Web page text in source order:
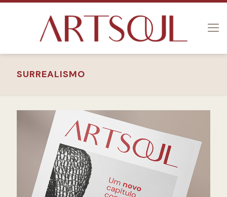
SURREALISMO